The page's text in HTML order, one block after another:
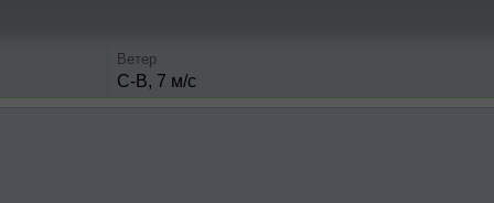
Ветер
С-В, 7 м/с